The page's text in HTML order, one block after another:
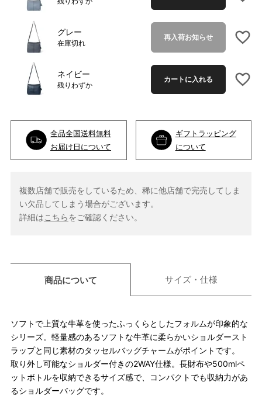
商品について サイズ・仕様
ソフトで上質な牛革を使ったふっくらとしたフォルムが印象的な
シリーズ。軽量感のあるソフトな牛革に柔らかいショルダースト
ラップと同じ素材のタッセルバッグチャームがポイントです。
取り外し可能なショルダー付きの2WAY仕様。長財布や500mlペ
ットボトルを収納できるサイズ感で、コンパクトでも収納力があ
るショルダーバッグです。
グレー
在庫切れ
再入荷お知らせ
ネイビー
残りわずか
カートに入れる
全品全国送料無料
お届け日について
ギフトラッピング
について
複数店舗で販売をしているため、稀に他店舗で完売してしま
い欠品してしまう場合がございます。
詳細はこちらをご確認ください。